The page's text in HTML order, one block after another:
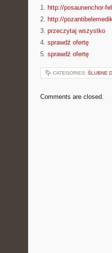
1. http://posaunenchor-
2. http://
3. przeczytaj wszystko
4. sprawdź ofertę
5. sprawdź ofertę
CATEGORIES: ŚLUBNE
Comments are closed.